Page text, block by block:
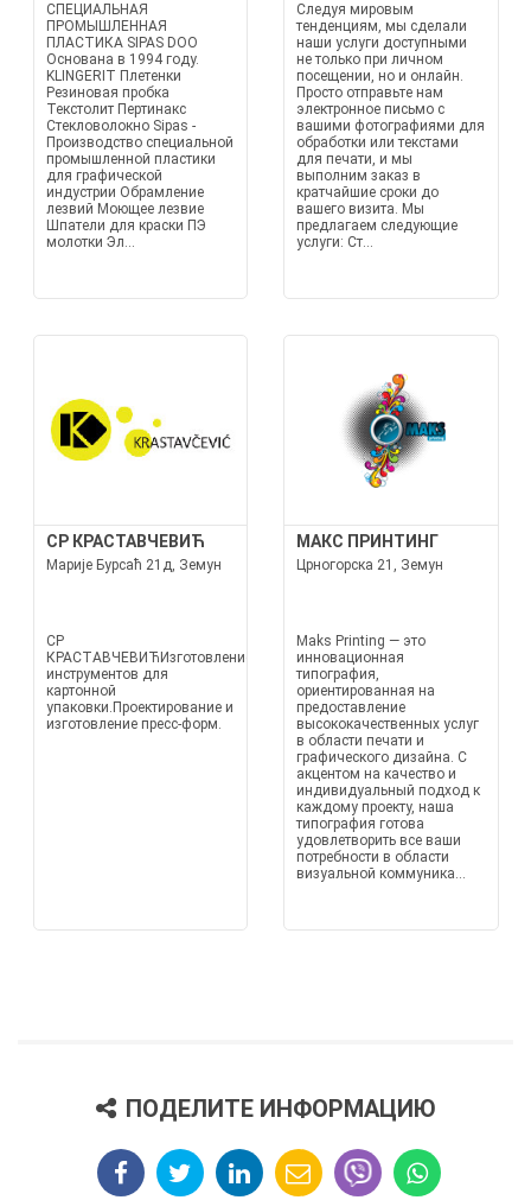
СПЕЦИАЛЬНАЯ
ПРОМЫШЛЕННАЯ
ПЛАСТИКА SIPAS DOO
Основана в 1994 году.
KLINGERIT Плетенки
Резиновая пробка
Текстолит Пертинакс
Стекловолокно Sipas -
Производство специальной
промышленной пластики
для графической
индустрии Обрамление
лезвий Моющее лезвие
Шпатели для краски ПЭ
молотки Эл...
Следуя мировым
тенденциям, мы сделали
наши услуги доступными
не только при личном
посещении, но и онлайн.
Просто отправьте нам
электронное письмо с
вашими фотографиями для
обработки или текстами
для печати, и мы
выполним заказ в
кратчайшие сроки до
вашего визита. Мы
предлагаем следующие
услуги: Ст...
СР КРАСТАВЧЕВИЋ
Марије Бурсаћ 21д, Земун
СР
КРАСТАВЧЕВИЋИзготовление
инструментов для
картонной
упаковки.Проектирование и
изготовление пресс-форм.
МАКС ПРИНТИНГ
Црногорска 21, Земун
Maks Printing — это
инновационная
типография,
ориентированная на
предоставление
высококачественных услуг
в области печати и
графического дизайна. С
акцентом на качество и
индивидуальный подход к
каждому проекту, наша
типография готова
удовлетворить все ваши
потребности в области
визуальной коммуника...
ПОДЕЛИТЕ ИНФОРМАЦИЮ